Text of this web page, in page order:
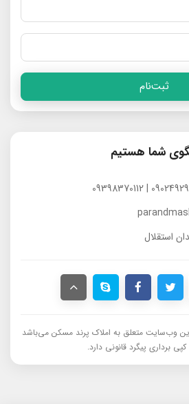
ثبت‌نام
شما هستیم
استقلال
وب‌سایت متعلق به املاک پرند مسکن می‌باشد
برداری پیگرد قانونی دارد.